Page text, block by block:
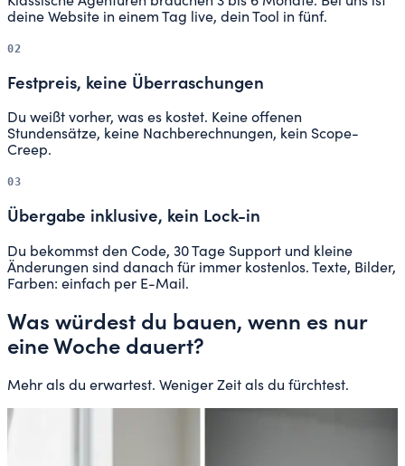
deine Website in einem Tag live, dein Tool in fünf.
02
Festpreis, keine Überraschungen
Du weißt vorher, was es kostet. Keine offenen
Stundensätze, keine Nachberechnungen, kein Scope-
Creep.
03
Übergabe inklusive, kein Lock-in
Du bekommst den Code, 30 Tage Support und kleine
Änderungen sind danach für immer kostenlos. Texte, Bilder,
Farben: einfach per E-Mail.
Was würdest du bauen, wenn es nur
eine Woche dauert?
Mehr als du erwartest. Weniger Zeit als du fürchtest.
1 Tag